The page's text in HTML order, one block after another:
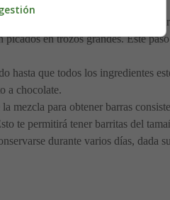
y reserva. Esto facilitará la
en trozos grandes. Este
hasta que todos los ingredientes
a chocolate.
mezcla para obtener barras
te permitirá tener barritas del
durante varios días, dada